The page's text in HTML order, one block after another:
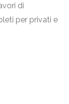
di
per privati e